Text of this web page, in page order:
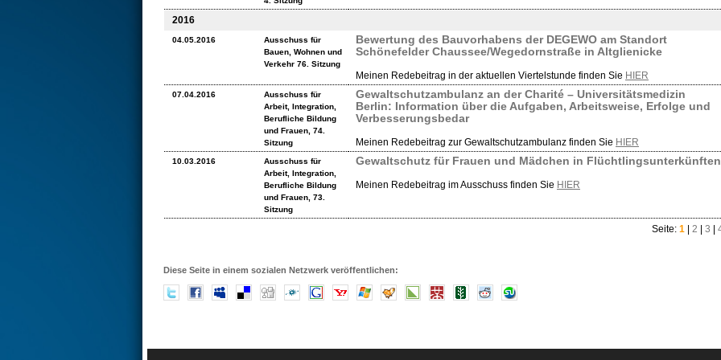
2016
04.05.2016
Ausschuss für
Bauen, Wohnen und
Verkehr 76. Sitzung
Bewertung des Bauvorhabens der DEGEWO am Standort
Schönefelder Chaussee/Wegedornstraße in Altglienicke
Meinen Redebeitrag in der aktuellen Viertelstunde finden Sie HIER
07.04.2016
Ausschuss für
Arbeit, Integration,
Berufliche Bildung
und Frauen, 74.
Sitzung
Gewaltschutzambulanz an der Charité – Universitätsmedizin
Berlin: Information über die Aufgaben, Arbeitsweise, Erfolge und
Verbesserungsbedar
Meinen Redebeitrag zur Gewaltschutzambulanz finden Sie HIER
10.03.2016
Ausschuss für
Arbeit, Integration,
Berufliche Bildung
und Frauen, 73.
Sitzung
Gewaltschutz für Frauen und Mädchen in Flüchtlingsunterkünften
Meinen Redebeitrag im Ausschuss finden Sie HIER
Seite: 1 2 3
Diese Seite in einem sozialen Netzwerk veröffentlichen: